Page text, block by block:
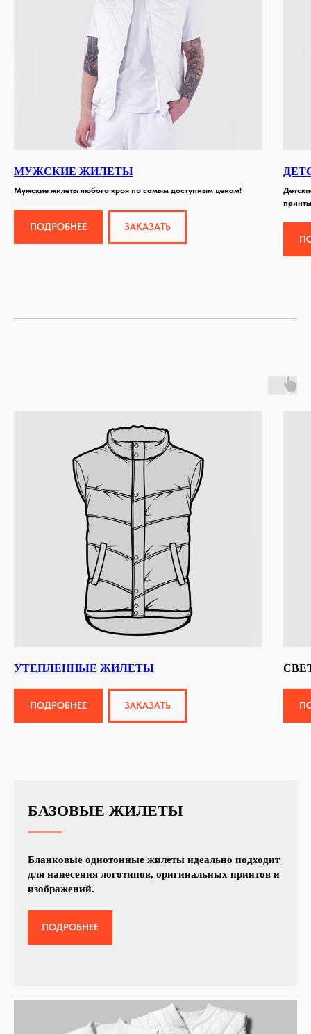
МУЖСКИЕ ЖИЛЕТЫ
Мужские жилеты любого кроя по самым доступным ценам!
ПОДРОБНЕЕ ЗАКАЗАТЬ
УТЕПЛЕННЫЕ ЖИЛЕТЫ
ПОДРОБНЕЕ ЗАКАЗАТЬ
БАЗОВЫЕ ЖИЛЕТЫ
Бланковые однотонные жилеты идеально подходит
для нанесения логотипов, оригинальных принтов и
изображений.
ПОДРОБНЕЕ